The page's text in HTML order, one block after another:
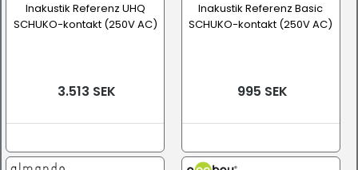
Inakustik Referenz UHQ
SCHUKO-kontakt (250V AC)
3.513 SEK
Inakustik Referenz Basic
SCHUKO-kontakt (250V AC)
995 SEK